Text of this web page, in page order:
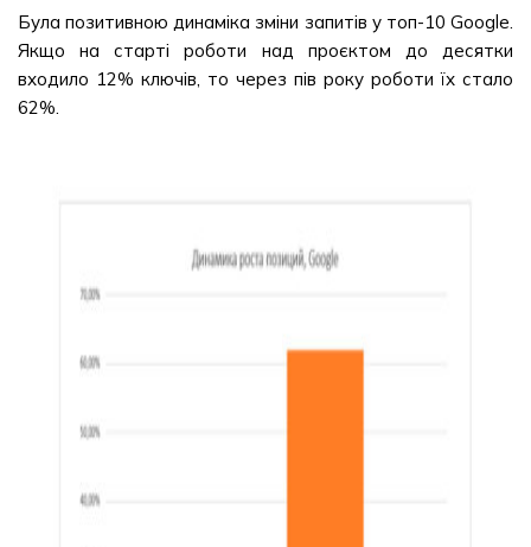
Була позитивною динаміка зміни запитів у топ-10 Google.
Якщо на старті роботи над проєктом до десятки
входило 12% ключів, то через пів року роботи їх стало
62%.